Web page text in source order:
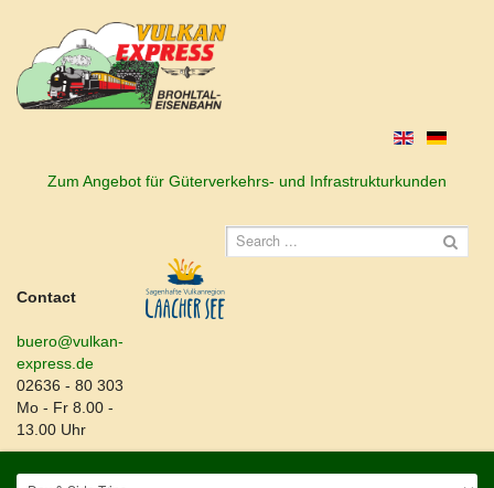
Zum Angebot für Güterverkehrs- und Infrastrukturkunden
Contact
buero@vulkan-
express.de
02636 - 80 303
Mo - Fr 8.00 -
13.00 Uhr